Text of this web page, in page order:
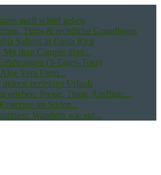
auch schief gehen
Tipps & rechtliche Grundlagen
Salinas in Costa Rica
dem Camper über...
(3-Tages-Tour)
Vera Farm...
perfekten Urlaub
erleben: Preise, Tipps, Ausflüge...
im Süden...
Wandern wie auf...